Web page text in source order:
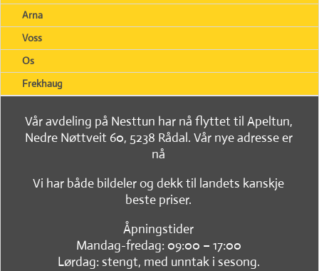
Arna
Voss
Os
Frekhaug
Vår avdeling på Nesttun har nå flyttet til Apeltun,
Nedre Nøttveit 60, 5238 Rådal. Vår nye adresse er
nå
Vi har både bildeler og dekk til landets kanskje
beste priser.
Åpningstider
Mandag-fredag: 09:00 – 17:00
Lørdag: stengt, med unntak i sesong.